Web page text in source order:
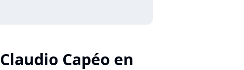
Claudio Capéo en